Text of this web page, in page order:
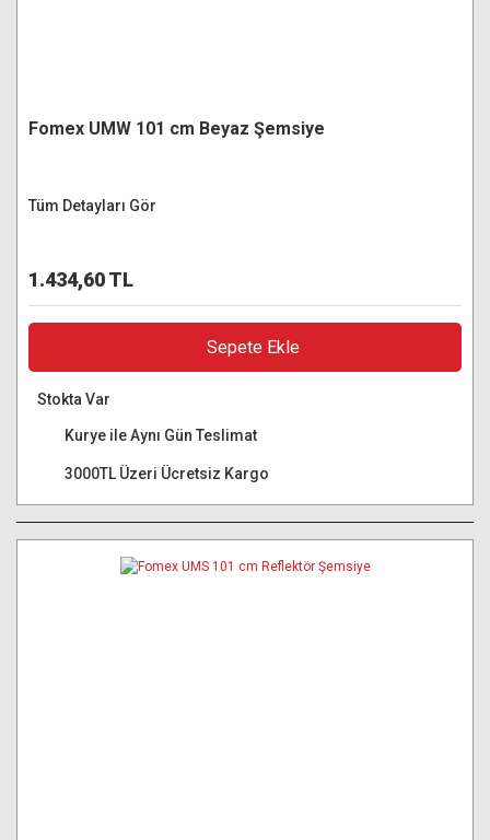
Fomex UMW 101 cm Beyaz Şemsiye
Tüm Detayları Gör
1.434,60 TL
Sepete Ekle
Stokta Var
Kurye ile Aynı Gün Teslimat
3000TL Üzeri Ücretsiz Kargo